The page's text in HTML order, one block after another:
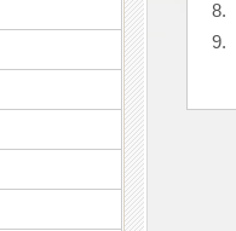
8.
9.